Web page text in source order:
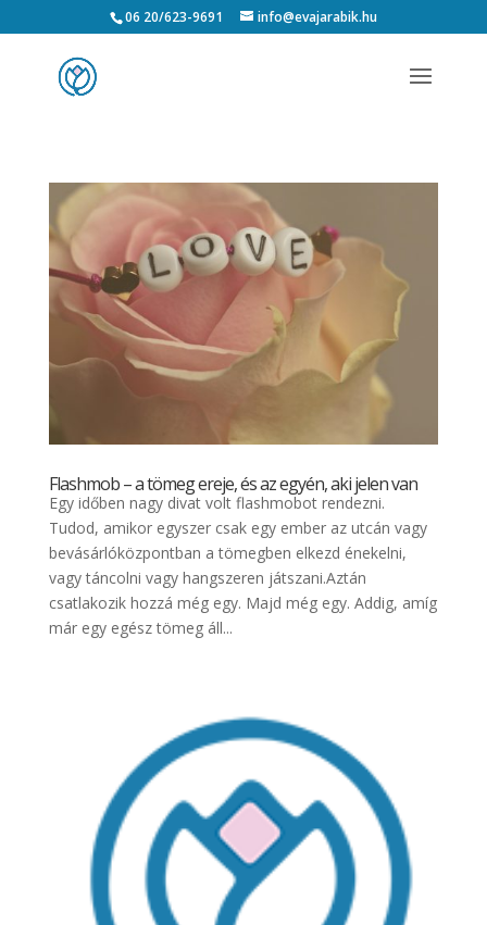
06 20/623-9691 info@evajarabik.hu
Flashmob – a tömeg ereje, és az egyén, aki jelen van
Egy időben nagy divat volt flashmobot rendezni.
Tudod, amikor egyszer csak egy ember az utcán vagy
bevásárlóközpontban a tömegben elkezd énekelni,
vagy táncolni vagy hangszeren játszani.Aztán
csatlakozik hozzá még egy. Majd még egy. Addig, amíg
már egy egész tömeg áll...